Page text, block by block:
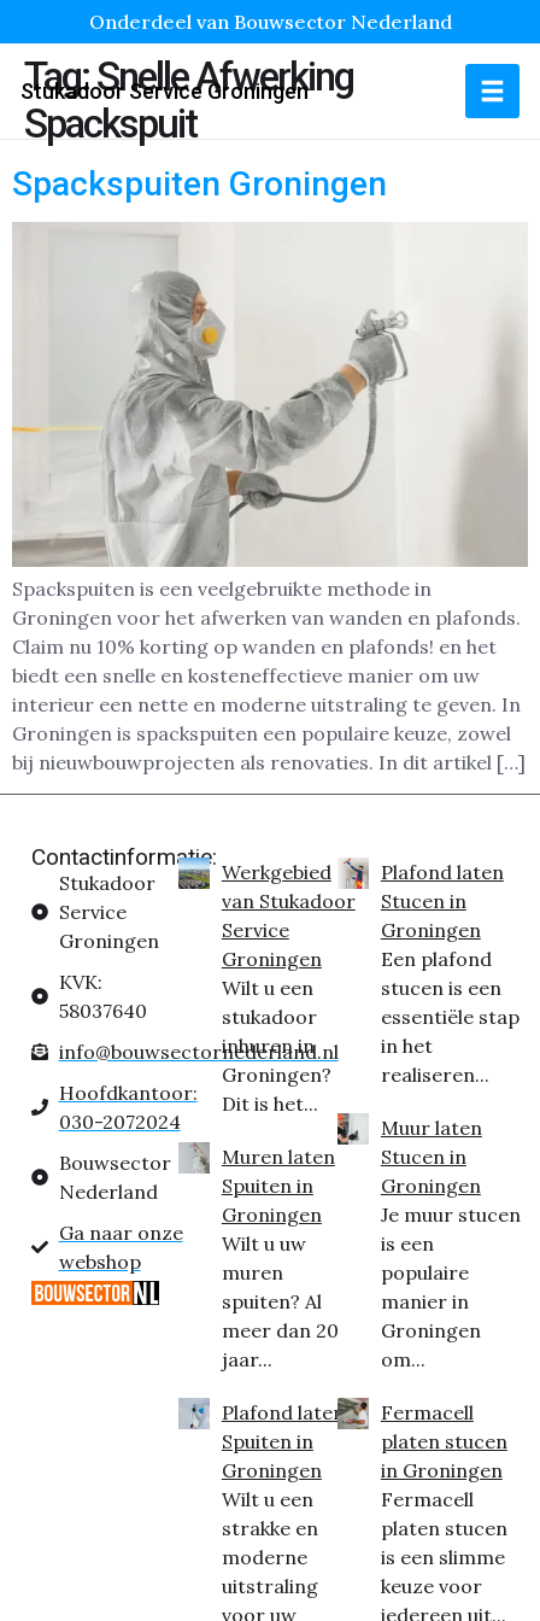
Onderdeel van Bouwsector Nederland
Stukadoor Service Groningen
Tag:Snelle Afwerking
Spackspuit
Spackspuiten Groningen
Spackspuiten is een veelgebruikte methode in
Groningen voor het afwerken van wanden en plafonds.
Claim nu 10% korting op wanden en plafonds! en het
biedt een snelle en kosteneffectieve manier om uw
interieur een nette en moderne uitstraling te geven. In
Groningen is spackspuiten een populaire keuze, zowel
bij nieuwbouwprojecten als renovaties. In dit artikel […]
Contactinformatie:
Stukadoor
Service
Groningen
KVK:
58037640
info@bouwsectornederland.nl
Hoofdkantoor:
030-2072024
Bouwsector
Nederland
Ga naar onze
webshop
Werkgebied
van Stukadoor
Service
Groningen
Wilt u een
stukadoor
inhuren in
Groningen?
Dit is het...
Muren laten
Spuiten in
Groningen
Wilt u uw
muren
spuiten? Al
meer dan 20
jaar...
Plafond laten
Spuiten in
Groningen
Wilt u een
strakke en
moderne
uitstraling
voor uw
Plafond laten
Stucen in
Groningen
Een plafond
stucen is een
essentiële stap
in het
realiseren...
Muur laten
Stucen in
Groningen
Je muur stucen
is een
populaire
manier in
Groningen
om...
Fermacell
platen stucen
in Groningen
Fermacell
platen stucen
is een slimme
keuze voor
iedereen uit...